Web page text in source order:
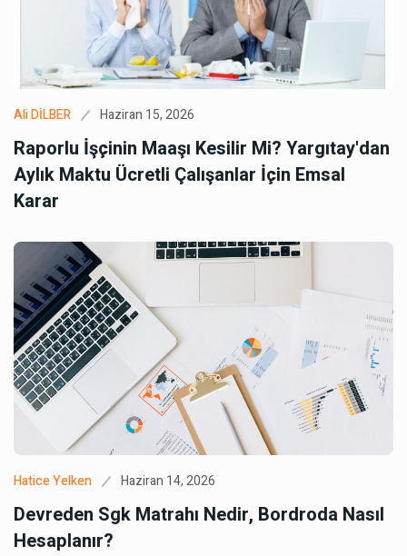
Ali DİLBER Haziran 15, 2026
Raporlu İşçinin Maaşı Kesilir Mi? Yargıtay'dan
Aylık Maktu Ücretli Çalışanlar İçin Emsal
Karar
Hatice Yelken Haziran 14, 2026
Devreden Sgk Matrahı Nedir, Bordroda Nasıl
Hesaplanır?